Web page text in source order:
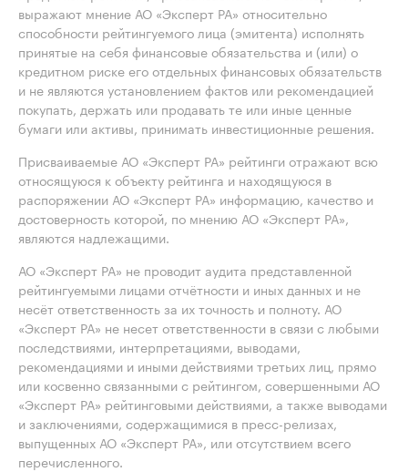
выражают мнение АО «Эксперт РА» относительно
способности рейтингуемого лица (эмитента) исполнять
принятые на себя финансовые обязательства и (или) о
кредитном риске его отдельных финансовых обязательств
и не являются установлением фактов или рекомендацией
покупать, держать или продавать те или иные ценные
бумаги или активы, принимать инвестиционные решения.
Присваиваемые АО «Эксперт РА» рейтинги отражают всю
относящуюся к объекту рейтинга и находящуюся в
распоряжении АО «Эксперт РА» информацию, качество и
достоверность которой, по мнению АО «Эксперт РА»,
являются надлежащими.
АО «Эксперт РА» не проводит аудита представленной
рейтингуемыми лицами отчётности и иных данных и не
несёт ответственность за их точность и полноту. АО
«Эксперт РА» не несет ответственности в связи с любыми
последствиями, интерпретациями, выводами,
рекомендациями и иными действиями третьих лиц, прямо
или косвенно связанными с рейтингом, совершенными АО
«Эксперт РА» рейтинговыми действиями, а также выводами
и заключениями, содержащимися в пресс-релизах,
выпущенных АО «Эксперт РА», или отсутствием всего
перечисленного.